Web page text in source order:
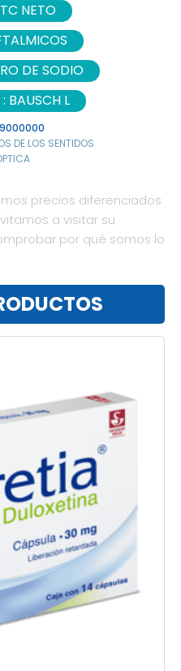
NETO
DE SODIO
BAUSCH L
DE LOS SENTIDOS
precios diferenciados
a visitar su
por qué somos lo